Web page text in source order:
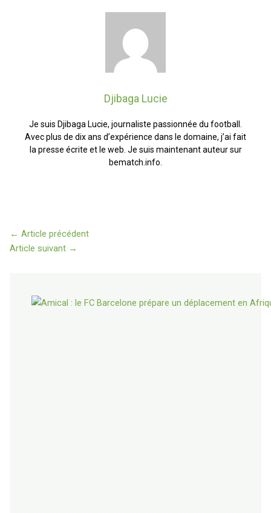
Djibaga Lucie
Je suis Djibaga Lucie, journaliste passionnée du football.
Avec plus de dix ans d’expérience dans le domaine, j’ai fait
la presse écrite et le web. Je suis maintenant auteur sur
bematch.info.
← Article précédent
Article suivant →